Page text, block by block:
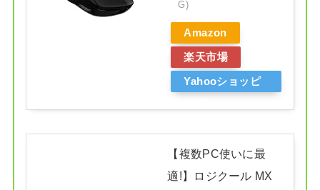
G)
Amazon
楽天市場
Yahooショッピ
【複数PC使いに最
適!】ロジクール MX